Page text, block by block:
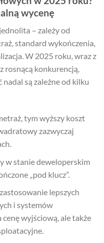
wycenę
– zależy od
standard wykończenia,
W 2025 roku, wraz z
rosnącą konkurencją,
są zależne od kilku
tym wyższy koszt
zazwyczaj
w stanie deweloperskim
„pod klucz”.
lepszych
i systemów
wyjściową, ale także